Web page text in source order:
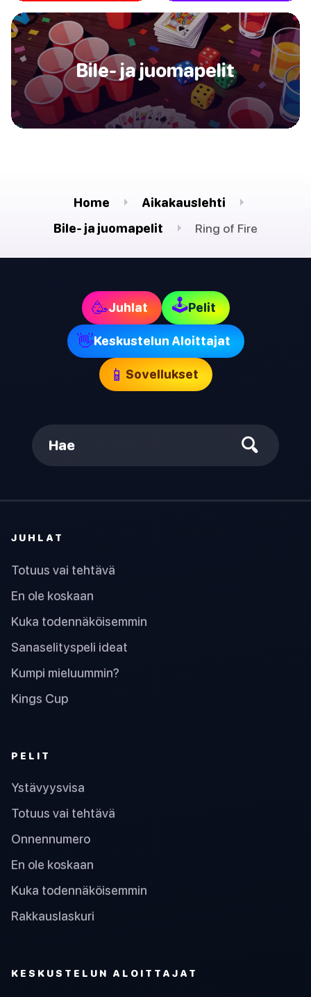
Bile- ja juomapelit
Home
Aikakauslehti
Bile- ja juomapelit
Ring of Fire
🥳Juhlat 🕹Pelit
👋Keskustelun Aloittajat
📱 Sovellukset
Hae
JUHLAT
Totuus vai tehtävä
En ole koskaan
Kuka todennäköisemmin
Sanaselityspeli ideat
Kumpi mieluummin?
Kings Cup
PELIT
Ystävyysvisa
Totuus vai tehtävä
Onnennumero
En ole koskaan
Kuka todennäköisemmin
Rakkauslaskuri
KESKUSTELUN ALOITTAJAT